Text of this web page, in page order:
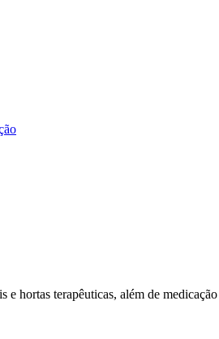
hortas terapêuticas, além de